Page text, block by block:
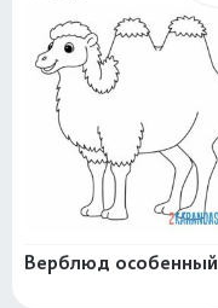
Верблюд особенный